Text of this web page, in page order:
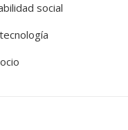
social